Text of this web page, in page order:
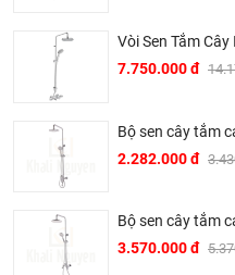
đầu từ một xưởng sản
Baden – Württemberg tây
sau hơn 2 thế kỷ phát triển,
trong những thương hiệu
▶ Các sản phẩm của
công trình hạng sang của
thống khách sạn hạng
Hilton, Sheraton, Le
thuyền du lịch siêu sang
Vòi Sen Tắm
7.750.000 đ
Bộ sen cây tắm
2.282.000 đ
Bộ sen cây tắm
3.570.000 đ